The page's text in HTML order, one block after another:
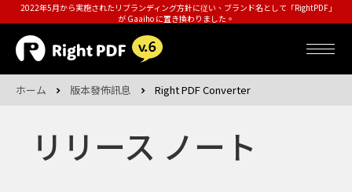
2022年5月から実施されたリブランディング方針に従い、ブランド名として「RightPDF」
が Gaaiho に置き換わりました。
ホーム 版本發佈訊息 Right PDF Converter
リリース ノート